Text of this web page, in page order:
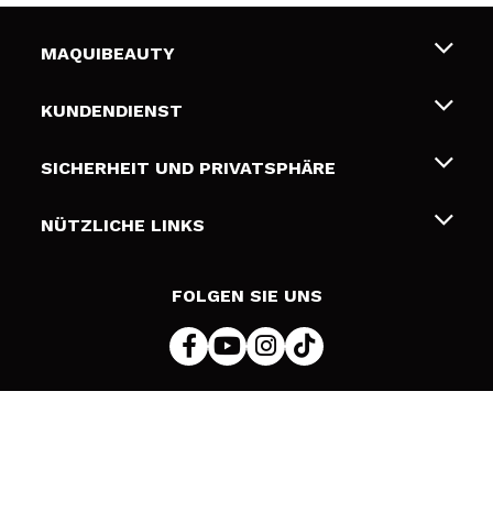
MAQUIBEAUTY
Über uns
Geschenkkarten
KUNDENDIENST
Liefer- und Versandkosten
Zahlung
SICHERHEIT UND PRIVATSPHÄRE
Bedingungen und Datenschutz
NÜTZLICHE LINKS
FOLGEN SIE UNS